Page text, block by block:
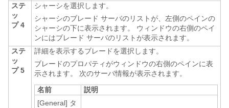
ステ
ッ
プ 4
シャーシを選択します。
シャーシのブレード サーバのリストが、左側のペインの
シャーシの下に表示されます。 ウィンドウの右側のペイ
ンにはブレード サーバのリストが表示されます。
ステ
ッ
プ 5
詳細を表示するブレードを選択します。
ブレードのプロパティがウィンドウの右側のペインに表
示されます。 次のサーバ情報が表示されます。
名前
説明
[General] タ